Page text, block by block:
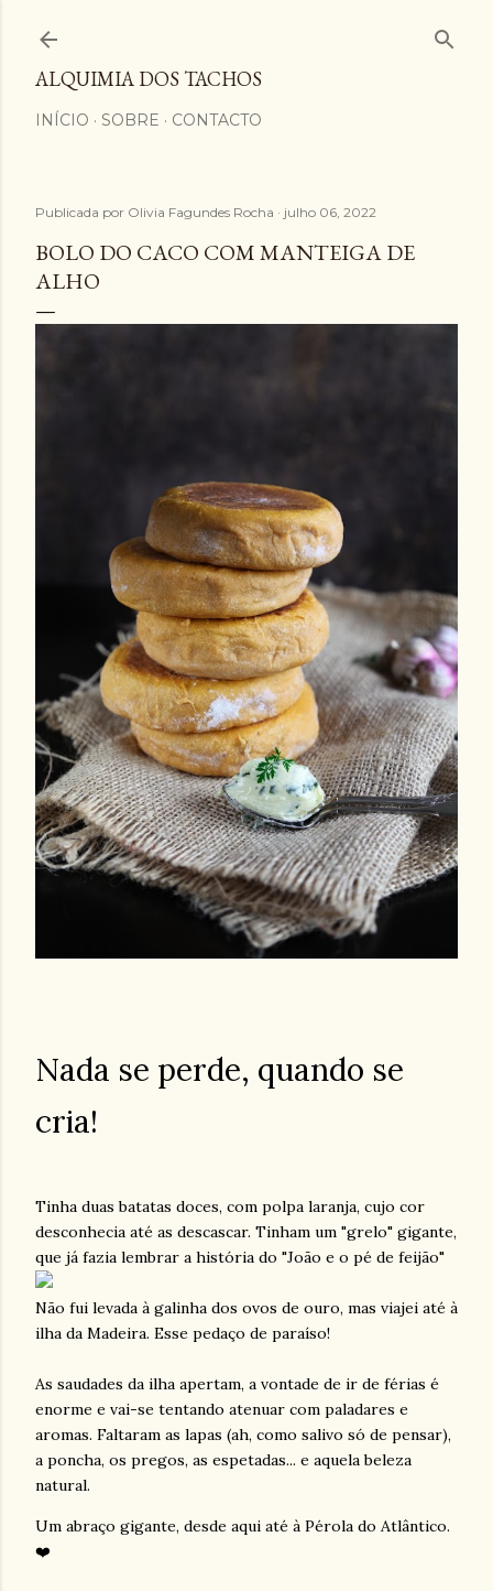
ALQUIMIA DOS TACHOS
INÍCIO SOBRE CONTACTO
Publicada por Olivia Fagundes Rocha julho 06, 2022
BOLO DO CACO COM MANTEIGA DE
ALHO
Nada se perde, quando se
cria!
Tinha duas batatas doces, com polpa laranja, cujo cor
desconhecia até as descascar. Tinham um "grelo" gigante,
que já fazia lembrar a história do "João e o pé de feijão"
Não fui levada à galinha dos ovos de ouro, mas viajei até à
ilha da Madeira. Esse pedaço de paraíso!
As saudades da ilha apertam, a vontade de ir de férias é
enorme e vai-se tentando atenuar com paladares e
aromas. Faltaram as lapas (ah, como salivo só de pensar),
a poncha, os pregos, as espetadas... e aquela beleza
natural.
Um abraço gigante, desde aqui até à Pérola do Atlântico.
❤️